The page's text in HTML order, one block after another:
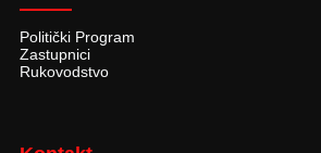
Politički Program
Zastupnici
Rukovodstvo